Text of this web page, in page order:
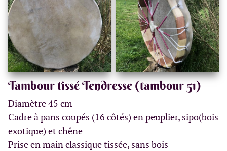
Tambour tissé Tendresse (tambour 51)
Diamètre 45 cm
Cadre à pans coupés (16 côtés) en peuplier, sipo(bois
exotique) et chêne
Prise en main classique tissée, sans bois